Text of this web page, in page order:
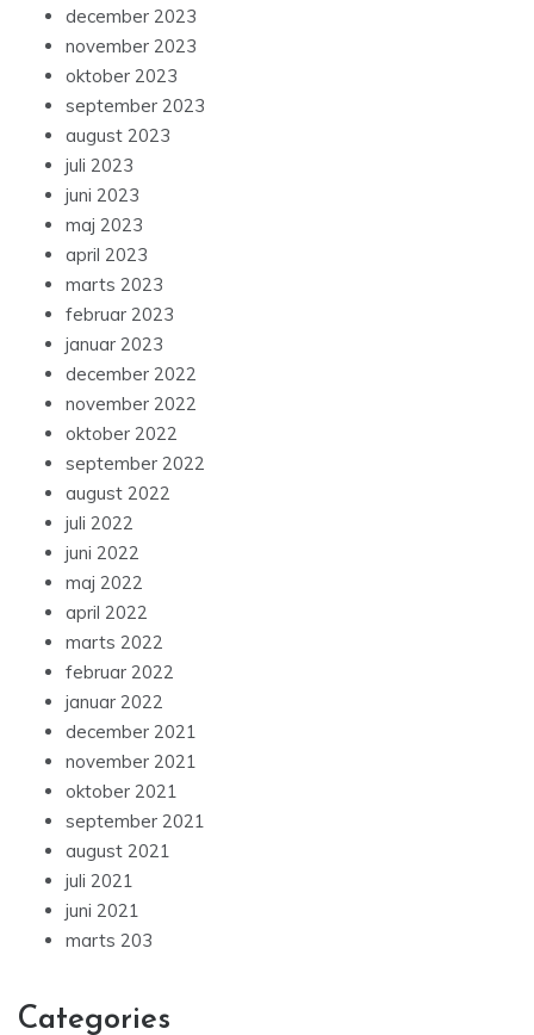
december 2023
november 2023
oktober 2023
september 2023
august 2023
juli 2023
juni 2023
maj 2023
april 2023
marts 2023
februar 2023
januar 2023
december 2022
november 2022
oktober 2022
september 2022
august 2022
juli 2022
juni 2022
maj 2022
april 2022
marts 2022
februar 2022
januar 2022
december 2021
november 2021
oktober 2021
september 2021
august 2021
juli 2021
juni 2021
marts 203
Categories